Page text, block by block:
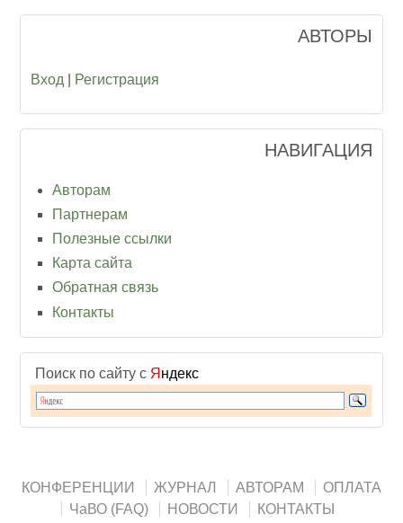
АВТОРЫ
Вход Регистрация
НАВИГАЦИЯ
Авторам
Партнерам
Полезные ссылки
Карта сайта
Обратная связь
Контакты
Поиск по сайту с Я ндекс
КОНФЕРЕНЦИИ ЖУРНАЛ АВТОРАМ
ОПЛАТА
ЧаВО (FAQ)
НОВОСТИ КОНТАКТЫ